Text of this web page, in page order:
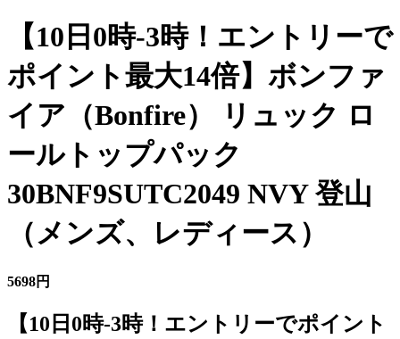
【10日0時-3時！エントリーで
ポイント最大14倍】ボンファ
イア（Bonfire） リュック ロ
ールトップパック
30BNF9SUTC2049 NVY 登山
（メンズ、レディース）
5698円
【10日0時-3時！エントリーでポイント